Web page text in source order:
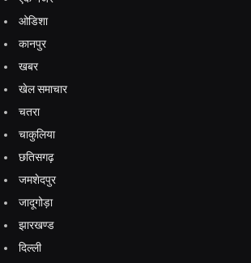
ओडिशा
कानपुर
खबर
खेल समाचार
चतरा
चाकुलिया
छतिसगढ़
जमशेदपुर
जादूगोड़ा
झारखण्ड
दिल्ली